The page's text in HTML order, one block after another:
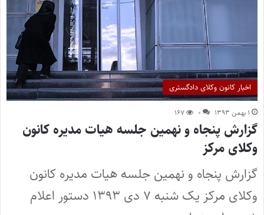
اخبار کانون وکلای دادگستری
۱ بهمن ۱۳۹۳ ۰ ۱۶۷
گزارش پنجاه و نهمین جلسه هیات مدیره کانون
وکلای مرکز
گزارش پنجاه و نهمین جلسه هیات مدیره کانون
وکلای مرکز یک شنبه ۷ دی ۱۳۹۳ دستور اعلام